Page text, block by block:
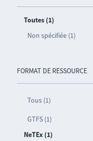
Toutes (1)
Non spécifiée (1)
FORMAT DE RESSOURCE
Tous (1)
GTFS (1)
NeTEx (1)